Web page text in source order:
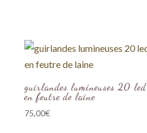
guirlandes lumineuses 20 led
en feutre de laine
75,00€